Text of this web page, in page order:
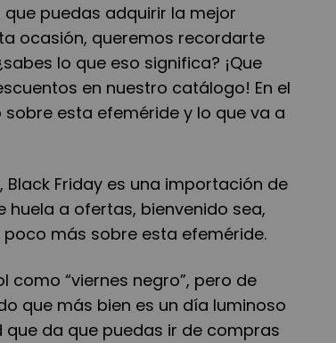
puedas adquirir la mejor
ocasión, queremos recordarte
lo que eso significa? ¡Que
en nuestro catálogo! En el
esta efeméride y lo que va a
Friday es una importación de
huela a ofertas, bienvenido sea,
más sobre esta efeméride.
como “viernes negro”, pero de
que más bien es un día luminoso
da que puedas ir de compras